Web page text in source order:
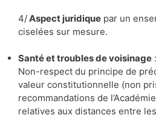
4/Aspect juridique par un
ciselées sur mesure.
Santé et troubles de voisinage :
Non-respect du principe de
valeur constitutionnelle (non
recommandations de
relatives aux distances entre